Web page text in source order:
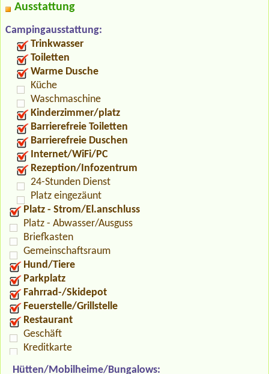
Ausstattung
Campingausstattung:
Trinkwasser
Toiletten
Warme Dusche
Küche
Waschmaschine
Kinderzimmer/platz
Barrierefreie Toiletten
Barrierefreie Duschen
Internet/WiFi/PC
Rezeption/Infozentrum
24-Stunden Dienst
Platz eingezäunt
Platz - Strom/El.anschluss
Platz - Abwasser/Ausguss
Briefkasten
Gemeinschaftsraum
Hund/Tiere
Parkplatz
Fahrrad-/Skidepot
Feuerstelle/Grillstelle
Restaurant
Geschäft
Kreditkarte
Hütten/Mobilheime/Bungalows: